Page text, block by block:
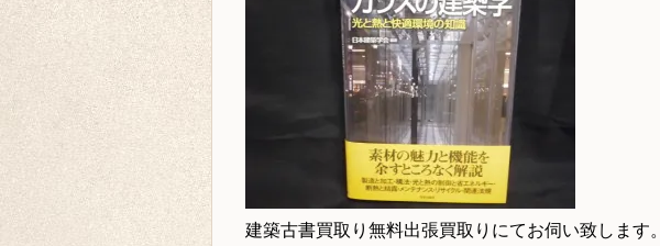
建築古書買取り 無料出張買取り にてお伺い致します。